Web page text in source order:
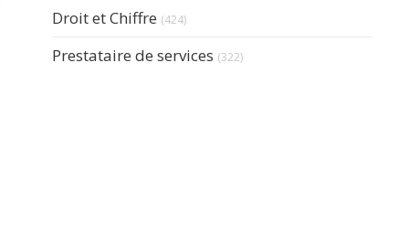
Droit et Chiffre (424)Articles Count
Prestataire de services (322)Articles Count